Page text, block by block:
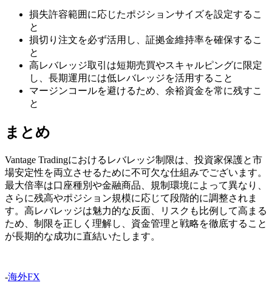
損失許容範囲に応じたポジションサイズを設定するこ
と
損切り注文を必ず活用し、証拠金維持率を確保するこ
と
高レバレッジ取引は短期売買やスキャルピングに限定
し、長期運用には低レバレッジを活用すること
マージンコールを避けるため、余裕資金を常に残すこ
と
まとめ
Vantage Tradingにおけるレバレッジ制限は、投資家保護と市
場安定性を両立させるために不可欠な仕組みでございます。
最大倍率は口座種別や金融商品、規制環境によって異なり、
さらに残高やポジション規模に応じて段階的に調整されま
す。高レバレッジは魅力的な反面、リスクも比例して高まる
ため、制限を正しく理解し、資金管理と戦略を徹底すること
が長期的な成功に直結いたします。
-海外FX